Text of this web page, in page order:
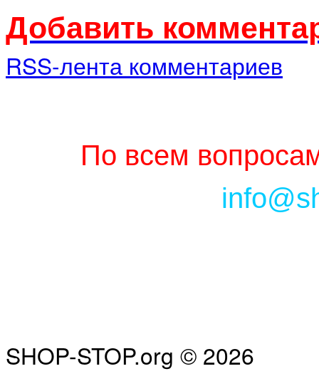
Добавить
RSS-лента комментариев
По всем
SHOP-STOP.org © 2026